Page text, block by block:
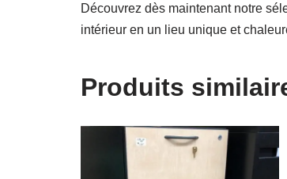
Découvrez dès maintenant notre
intérieur en un lieu unique et
Produits